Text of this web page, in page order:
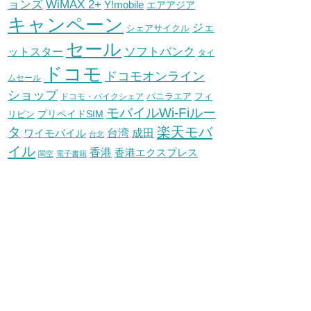
ョンズ WiMAX 2+ Y!mobile エアアジア
キャンペーン シェアサイクル ジェ
ットスター セール ソフトバンク タイ
ムセール ドコモ
ドコモオンライン
ショップ ドコモ・バイクシェア バニラエア フィ
リピン プリペイドSIM モバイルWi-Fiルー
タ ワイモバイル 台北 台湾 成田 楽天モバ
イル 関空 電子書籍 香港 香港エクスプレス